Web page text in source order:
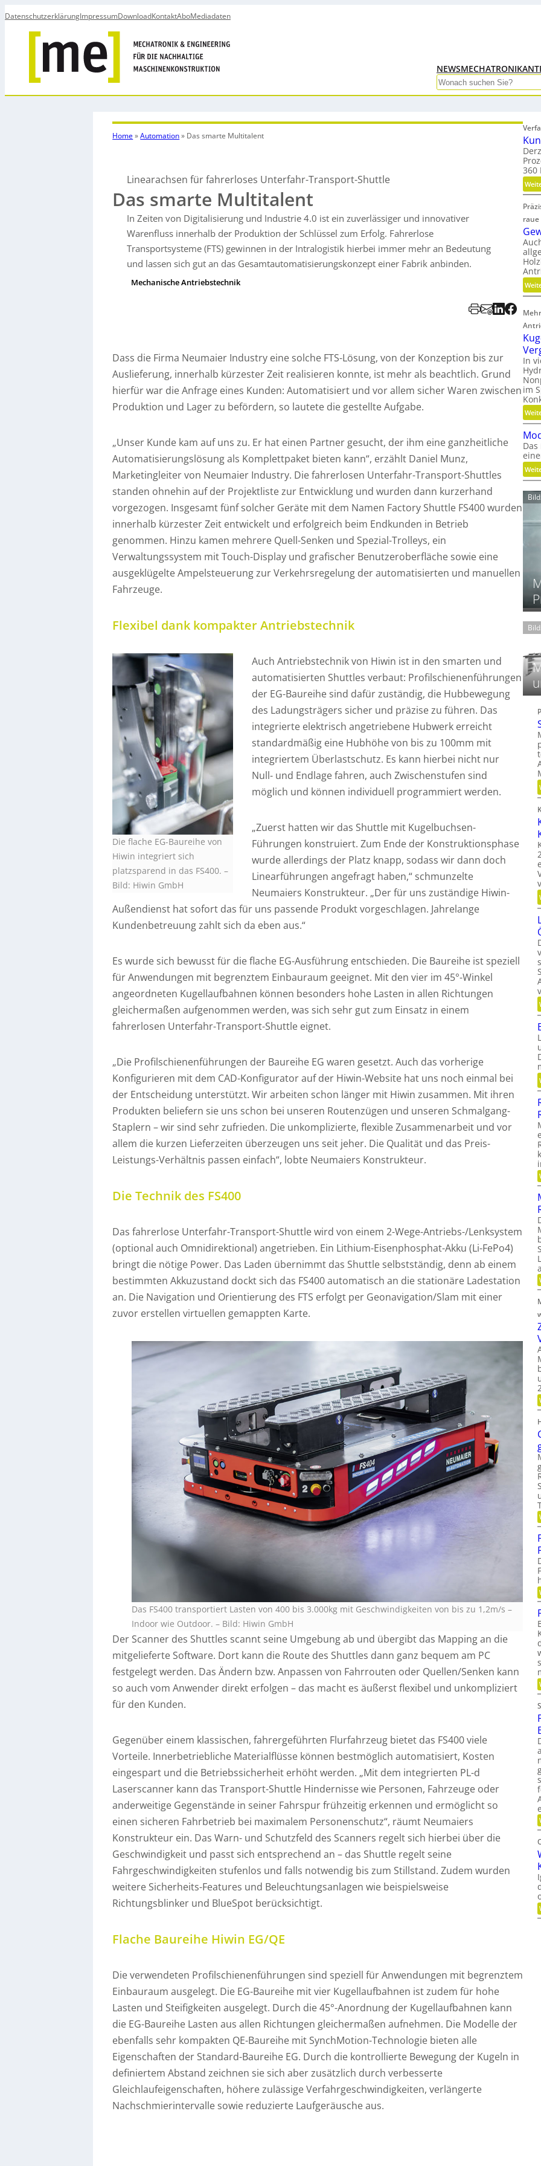
DatenschutzerklärungImpressumDownloadKontaktAboMediadaten
NEWSMECHATRONIK
Search
Home»Automation» Das smarte Multitalent
Linearachsen für fahrerloses Unterfahr-Transport-Shuttle
Das smarte Multitalent
In Zeiten von Digitalisierung und Industrie 4.0 ist ein zuverlässiger und innovativer
Warenfluss innerhalb der Produktion der Schlüssel zum Erfolg. Fahrerlose
Transportsysteme (FTS) gewinnen in der Intralogistik hierbei immer mehr an Bedeutung
und lassen sich gut an das Gesamtautomatisierungskonzept einer Fabrik anbinden.
Mechanische Antriebstechnik
Dass die Firma Neumaier Industry eine solche FTS-Lösung, von der Konzeption bis zur
Auslieferung, innerhalb kürzester Zeit realisieren konnte, ist mehr als beachtlich. Grund
hierfür war die Anfrage eines Kunden: Automatisiert und vor allem sicher Waren zwischen
Produktion und Lager zu befördern, so lautete die gestellte Aufgabe.
„Unser Kunde kam auf uns zu. Er hat einen Partner gesucht, der ihm eine ganzheitliche
Automatisierungslösung als Komplettpaket bieten kann“, erzählt Daniel Munz,
Marketingleiter von Neumaier Industry. Die fahrerlosen Unterfahr-Transport-Shuttles
standen ohnehin auf der Projektliste zur Entwicklung und wurden dann kurzerhand
vorgezogen. Insgesamt fünf solcher Geräte mit dem Namen Factory Shuttle FS400 wurden
innerhalb kürzester Zeit entwickelt und erfolgreich beim Endkunden in Betrieb
genommen. Hinzu kamen mehrere Quell-Senken und Spezial-Trolleys, ein
Verwaltungssystem mit Touch-Display und grafischer Benutzeroberfläche sowie eine
ausgeklügelte Ampelsteuerung zur Verkehrsregelung der automatisierten und manuellen
Fahrzeuge.
Flexibel dank kompakter Antriebstechnik
Die flache EG-Baureihe von
Hiwin integriert sich
platzsparend in das FS400. –
Bild: Hiwin GmbH
Auch Antriebstechnik von Hiwin ist in den smarten und
automatisierten Shuttles verbaut: Profilschienenführungen
der EG-Baureihe sind dafür zuständig, die Hubbewegung
des Ladungsträgers sicher und präzise zu führen. Das
integrierte elektrisch angetriebene Hubwerk erreicht
standardmäßig eine Hubhöhe von bis zu 100mm mit
integriertem Überlastschutz. Es kann hierbei nicht nur
Null- und Endlage fahren, auch Zwischenstufen sind
möglich und können individuell programmiert werden.
„Zuerst hatten wir das Shuttle mit Kugelbuchsen-
Führungen konstruiert. Zum Ende der Konstruktionsphase
wurde allerdings der Platz knapp, sodass wir dann doch
Linearführungen angefragt haben,“ schmunzelte
Neumaiers Konstrukteur. „Der für uns zuständige Hiwin-
Außendienst hat sofort das für uns passende Produkt vorgeschlagen. Jahrelange
Kundenbetreuung zahlt sich da eben aus.“
Es wurde sich bewusst für die flache EG-Ausführung entschieden. Die Baureihe ist speziell
für Anwendungen mit begrenztem Einbauraum geeignet. Mit den vier im 45°-Winkel
angeordneten Kugellaufbahnen können besonders hohe Lasten in allen Richtungen
gleichermaßen aufgenommen werden, was sich sehr gut zum Einsatz in einem
fahrerlosen Unterfahr-Transport-Shuttle eignet.
„Die Profilschienenführungen der Baureihe EG waren gesetzt. Auch das vorherige
Konfigurieren mit dem CAD-Konfigurator auf der Hiwin-Website hat uns noch einmal bei
der Entscheidung unterstützt. Wir arbeiten schon länger mit Hiwin zusammen. Mit ihren
Produkten beliefern sie uns schon bei unseren Routenzügen und unseren Schmalgang-
Staplern – wir sind sehr zufrieden. Die unkomplizierte, flexible Zusammenarbeit und vor
allem die kurzen Lieferzeiten überzeugen uns seit jeher. Die Qualität und das Preis-
Leistungs-Verhältnis passen einfach“, lobte Neumaiers Konstrukteur.
Die Technik des FS400
Das fahrerlose Unterfahr-Transport-Shuttle wird von einem 2-Wege-Antriebs-/Lenksystem
(optional auch Omnidirektional) angetrieben. Ein Lithium-Eisenphosphat-Akku (Li-FePo4)
bringt die nötige Power. Das Laden übernimmt das Shuttle selbstständig, denn ab einem
bestimmten Akkuzustand dockt sich das FS400 automatisch an die stationäre Ladestation
an. Die Navigation und Orientierung des FTS erfolgt per Geonavigation/Slam mit einer
zuvor erstellen virtuellen gemappten Karte.
Das FS400 transportiert Lasten von 400 bis 3.000kg mit Geschwindigkeiten von bis zu 1,2m/s –
Indoor wie Outdoor. – Bild: Hiwin GmbH
Der Scanner des Shuttles scannt seine Umgebung ab und übergibt das Mapping an die
mitgelieferte Software. Dort kann die Route des Shuttles dann ganz bequem am PC
festgelegt werden. Das Ändern bzw. Anpassen von Fahrrouten oder Quellen/Senken kann
so auch vom Anwender direkt erfolgen – das macht es äußerst flexibel und unkompliziert
für den Kunden.
Gegenüber einem klassischen, fahrergeführten Flurfahrzeug bietet das FS400 viele
Vorteile. Innerbetriebliche Materialflüsse können bestmöglich automatisiert, Kosten
eingespart und die Betriebssicherheit erhöht werden. „Mit dem integrierten PL-d
Laserscanner kann das Transport-Shuttle Hindernisse wie Personen, Fahrzeuge oder
anderweitige Gegenstände in seiner Fahrspur frühzeitig erkennen und ermöglicht so
einen sicheren Fahrbetrieb bei maximalem Personenschutz“, räumt Neumaiers
Konstrukteur ein. Das Warn- und Schutzfeld des Scanners regelt sich hierbei über die
Geschwindigkeit und passt sich entsprechend an – das Shuttle regelt seine
Fahrgeschwindigkeiten stufenlos und falls notwendig bis zum Stillstand. Zudem wurden
weitere Sicherheits-Features und Beleuchtungsanlagen wie beispielsweise
Richtungsblinker und BlueSpot berücksichtigt.
Flache Baureihe Hiwin EG/QE
Die verwendeten Profilschienenführungen sind speziell für Anwendungen mit begrenztem
Einbauraum ausgelegt. Die EG-Baureihe mit vier Kugellaufbahnen ist zudem für hohe
Lasten und Steifigkeiten ausgelegt. Durch die 45°-Anordnung der Kugellaufbahnen kann
die EG-Baureihe Lasten aus allen Richtungen gleichermaßen aufnehmen. Die Modelle der
ebenfalls sehr kompakten QE-Baureihe mit SynchMotion-Technologie bieten alle
Eigenschaften der Standard-Baureihe EG. Durch die kontrollierte Bewegung der Kugeln in
definiertem Abstand zeichnen sie sich aber zusätzlich durch verbesserte
Gleichlaufeigenschaften, höhere zulässige Verfahrgeschwindigkeiten, verlängerte
Nachschmierintervalle sowie reduzierte Laufgeräusche aus.
360
raue
In
im